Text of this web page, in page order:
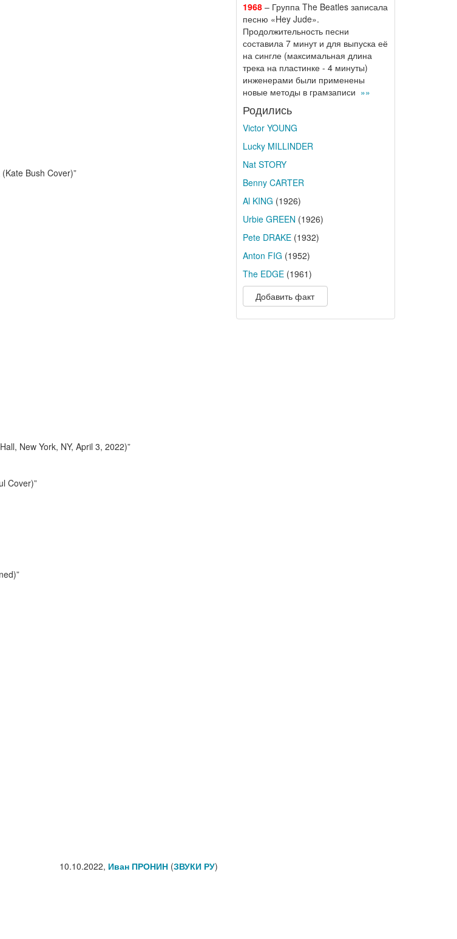
Bush Cover)”
New York, NY, April 3, 2022)”
Cover)”
10.10.2022, Иван ПРОНИН(ЗВУКИ РУ)
1968– Группа The Beatles записала
песню «Hey Jude».
Продолжительность песни
составила 7 минут и для выпуска её
на сингле (максимальная длина
трека на пластинке - 4 минуты)
инженерами были применены
новые методы в грамзаписи »»
Родились
Victor YOUNG
Lucky MILLINDER
Nat STORY
Benny CARTER
Al KING (1926)
Urbie GREEN (1926)
Pete DRAKE(1932)
Anton FIG (1952)
The EDGE(1961)
Добавить факт